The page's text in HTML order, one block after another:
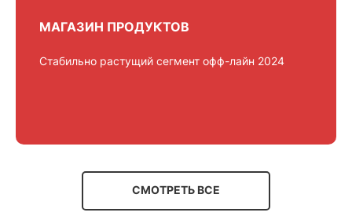
МАГАЗИН ПРОДУКТОВ
Стабильно растущий сегмент офф-лайн 2024
СМОТРЕТЬ ВСЕ